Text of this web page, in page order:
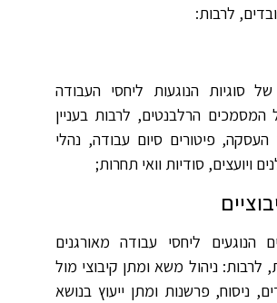
לרבות:
של סוגיות הנוגעות ליחסי העבודה
המסמכים הרלבנטים, לרבות בעניין
העסקה, פיטורים סיום עבודה, נהלי
ויועצים, סודיות וואי תחרות;
הנוגעים ליחסי עבודה מאורגנים
לרבות: ניהול משא ומתן קיבוצי מול
ניסוח, פרשנות ומתן ייעוץ בנושא